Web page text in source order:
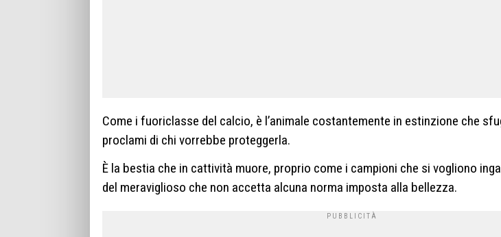
Come i fuoriclasse del calcio, è l’animale costantemente in estinzione che
proclami di chi vorrebbe proteggerla.
È la bestia che in cattività muore, proprio come i campioni che si vogliono
del meraviglioso che non accetta alcuna norma imposta alla bellezza.